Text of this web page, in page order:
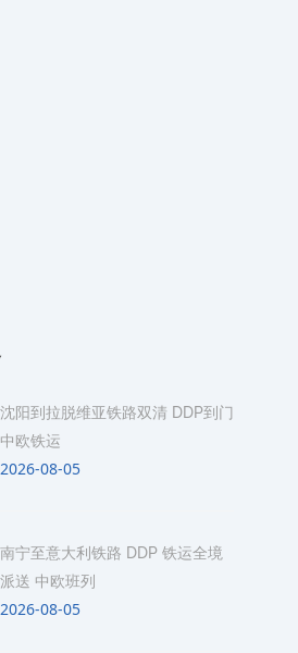
沈阳到拉脱维亚铁路双清 DDP到门
中欧铁运
2026-08-05
南宁至意大利铁路 DDP 铁运全境
派送 中欧班列
2026-08-05